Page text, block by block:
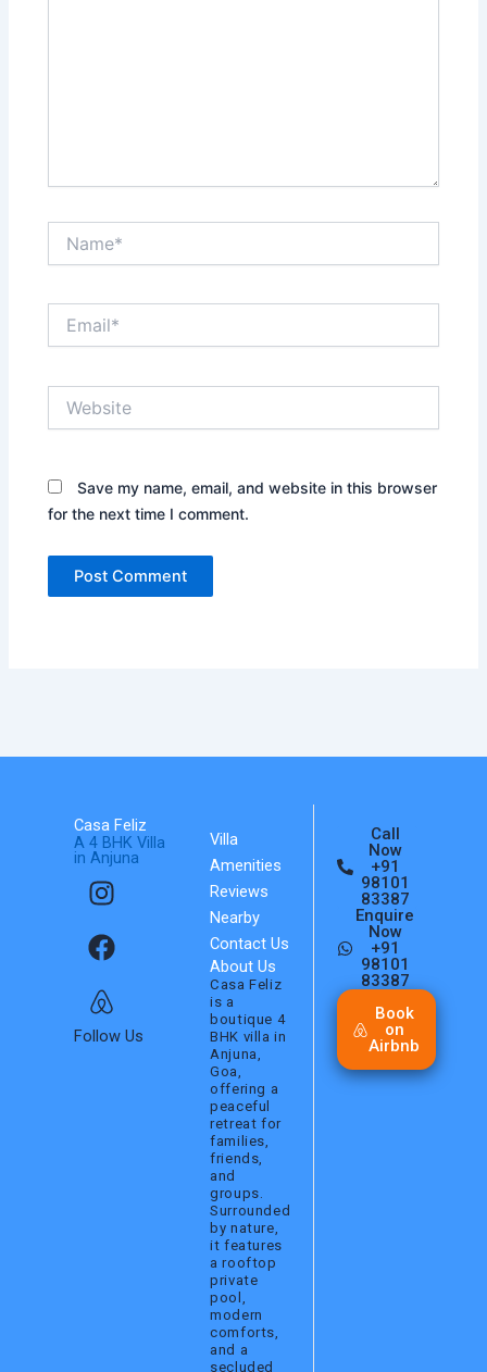
Save my name, email, and website in this browser
for the next time I comment.
Casa Feliz
A 4 BHK Villa
in Anjuna
I
n
s
t
a
g
r
F
a
c
e
b
o
o
A
i
r
b
n
b
Follow Us
Villa
Amenities
Reviews
Nearby
Contact Us
About Us
Casa Feliz
is a
boutique 4
BHK villa in
Anjuna,
Goa,
offering a
peaceful
retreat for
families,
friends,
and
groups.
Surrounded
by nature,
it features
a rooftop
private
pool,
modern
comforts,
and a
secluded
Call
Now
+91
98101
83387
Enquire
Now
+91
98101
83387
Book
on
Airbnb